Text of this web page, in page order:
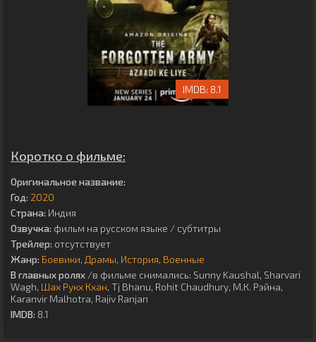
8.1
Коротко о фильме:
Оригинальное название:
Год: 2020
Страна: Индия
Озвучка: фильм на русском языке / субтитры
Трейлер: отсутствует
Жанр: Боевики Драмы История Военные
В главных ролях /в фильме снимались: Sunny Kaushal, Sharvari
Wagh, Шах Рукх Кхан, Tj Bhanu, Rohit Chaudhury, М.К. Рэйна,
Karanvir Malhotra, Rajiv Ranjan
IMDB: 8.1